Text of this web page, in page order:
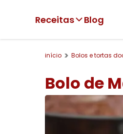
Receitas Blog
início Bolos e tortas
Bolo de